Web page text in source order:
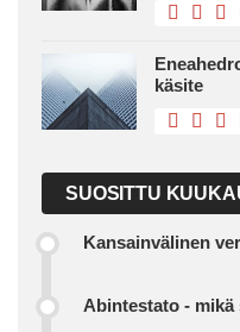
käsite
SUOSITTU
Kansainvälinen
Abintestato - mikä